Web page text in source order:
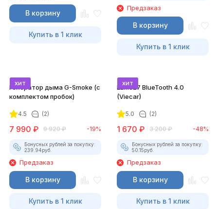
В корзину
Купить в 1 клик
Предзаказ
В корзину
Купить в 1 клик
хит
Генератор дыма G-Smoke (c
комплектом пробок)
4.5 (2)
7 990 ₽ 9 920 ₽ -19%
Бонусных рублей за покупку:
239.94руб.
Предзаказ
В корзину
Купить в 1 клик
хит
ELM327 BlueTooth 4.0
(Viecar)
5.0 (2)
1 670 ₽ 3 200 ₽ -48%
Бонусных рублей за покупку:
50.15руб.
Предзаказ
В корзину
Купить в 1 клик